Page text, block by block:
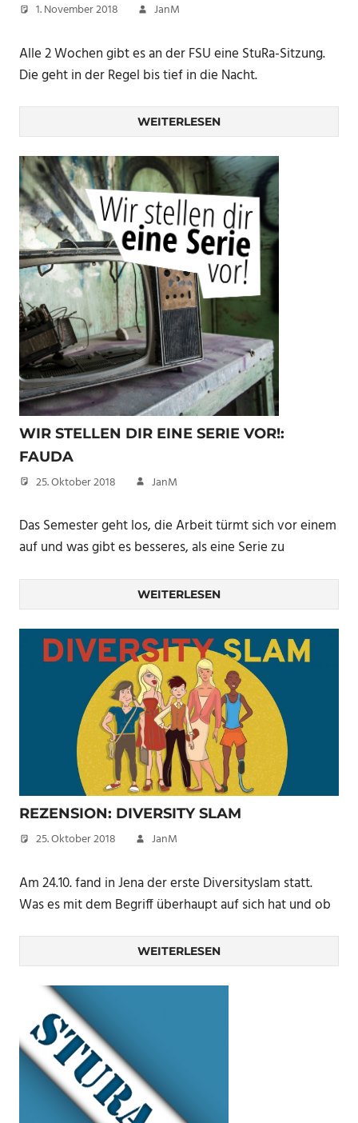
1. November 2018 JanM
Alle 2 Wochen gibt es an der FSU eine StuRa-Sitzung.
Die geht in der Regel bis tief in die Nacht.
WEITERLESEN
WIR STELLEN DIR EINE SERIE VOR!:
FAUDA
25. Oktober 2018 JanM
Das Semester geht los, die Arbeit türmt sich vor einem
auf und was gibt es besseres, als eine Serie zu
WEITERLESEN
REZENSION: DIVERSITY SLAM
25. Oktober 2018 JanM
Am 24.10. fand in Jena der erste Diversityslam statt.
Was es mit dem Begriff überhaupt auf sich hat und ob
WEITERLESEN